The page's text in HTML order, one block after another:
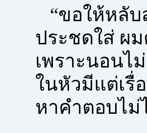
“ขอให้หลับ
ประชดใส่ ผ
เพราะนอน
ในหัวมีแต่เรื่
หาคำตอบไม่